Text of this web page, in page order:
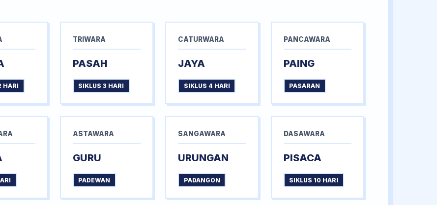
HARI
TRIWARA
PASAH
SIKLUS 3 HARI
CATURWARA
JAYA
SIKLUS 4 HARI
PANCAWARA
PAING
PASARAN
ASTAWARA
GURU
PADEWAN
SANGAWARA
URUNGAN
PADANGON
DASAWARA
PISACA
SIKLUS 10 HARI